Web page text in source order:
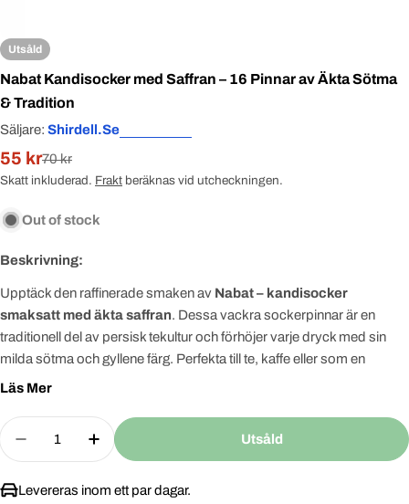
Utsåld
Nabat Kandisocker med Saffran – 16 Pinnar av Äkta Sötma
& Tradition
Säljare: Shirdell.se
Rabatterat
pris
55 kr
Normal
pris
70 kr
Skatt inkluderad. Frakt beräknas vid utcheckningen.
Out of stock
Beskrivning:
Upptäck den raffinerade smaken av Nabat – kandisocker
smaksatt med äkta saffran. Dessa vackra sockerpinnar är en
traditionell del av persisk tekultur och förhöjer varje dryck med sin
milda sötma och gyllene färg. Perfekta till te, kaffe eller som en
elegant present.
Tillverkad i mellanöstern – enligt klassisk persisk tradition
🍯Smaksatt med äkta saffran för rik doft och smak
☕ Lyfter varje kopp te med smak, färg och elegans
Läs Mer
Quantity
Decrease Quantity For Nabat Kandisocker Med
Increase Quantity For Nabat
Utsåld
Levereras inom ett par dagar.